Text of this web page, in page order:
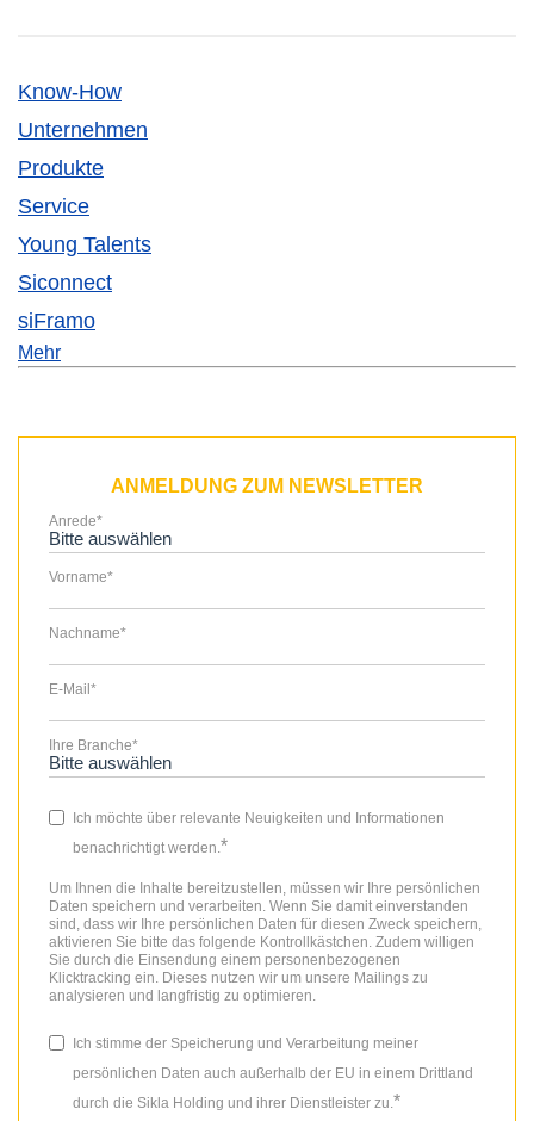
Know-How
Unternehmen
Produkte
Service
Young Talents
Siconnect
siFramo
Mehr
ANMELDUNG ZUM NEWSLETTER
Anrede*
Vorname*
Nachname*
E-Mail*
Ihre Branche*
Ich möchte über relevante Neuigkeiten und Informationen
benachrichtigt werden. *
Um Ihnen die Inhalte bereitzustellen, müssen wir Ihre persönlichen
Daten speichern und verarbeiten. Wenn Sie damit einverstanden
sind, dass wir Ihre persönlichen Daten für diesen Zweck speichern,
aktivieren Sie bitte das folgende Kontrollkästchen. Zudem willigen
Sie durch die Einsendung einem personenbezogenen
Klicktracking ein. Dieses nutzen wir um unsere Mailings zu
analysieren und langfristig zu optimieren.
Ich stimme der Speicherung und Verarbeitung meiner
persönlichen Daten auch außerhalb der EU in einem Drittland
durch die Sikla Holding und ihrer Dienstleister zu. *